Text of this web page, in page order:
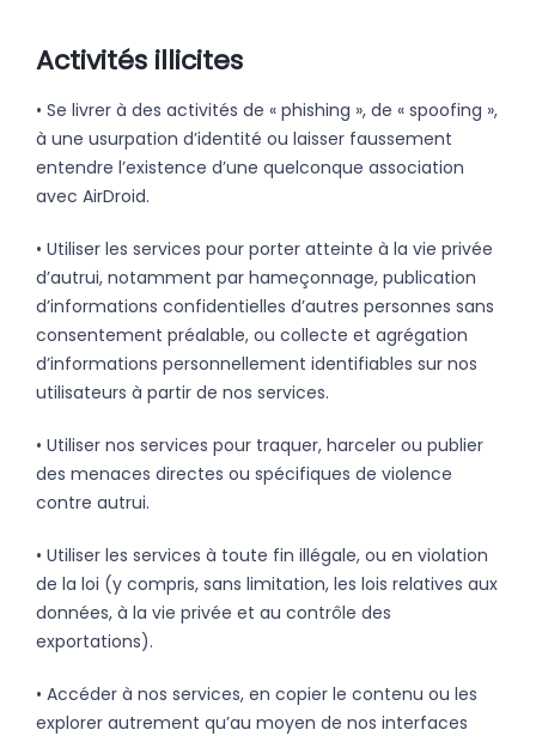
Activités illicites
• Se livrer à des activités de « phishing », de « spoofing »,
à une usurpation d’identité ou laisser faussement
entendre l’existence d’une quelconque association
avec AirDroid.
• Utiliser les services pour porter atteinte à la vie privée
d’autrui, notamment par hameçonnage, publication
d’informations confidentielles d’autres personnes sans
consentement préalable, ou collecte et agrégation
d’informations personnellement identifiables sur nos
utilisateurs à partir de nos services.
• Utiliser nos services pour traquer, harceler ou publier
des menaces directes ou spécifiques de violence
contre autrui.
• Utiliser les services à toute fin illégale, ou en violation
de la loi (y compris, sans limitation, les lois relatives aux
données, à la vie privée et au contrôle des
exportations).
• Accéder à nos services, en copier le contenu ou les
explorer autrement qu’au moyen de nos interfaces